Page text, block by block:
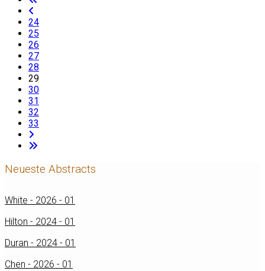
24
25
26
27
28
29
30
31
32
33
Neueste Abstracts
White - 2026 - 01
Hilton - 2024 - 01
Duran - 2024 - 01
Chen - 2026 - 01